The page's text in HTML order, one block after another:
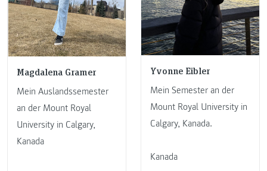
Magdalena Gramer
Mein Auslandssemester
an der Mount Royal
University in Calgary,
Kanada
Yvonne Eibler
Mein Semester an der
Mount Royal University in
Calgary, Kanada.
Kanada